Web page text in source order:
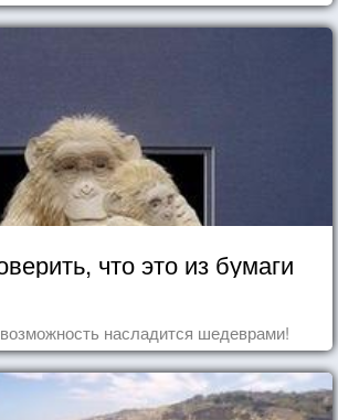
что это из бумаги
насладится шедеврами!